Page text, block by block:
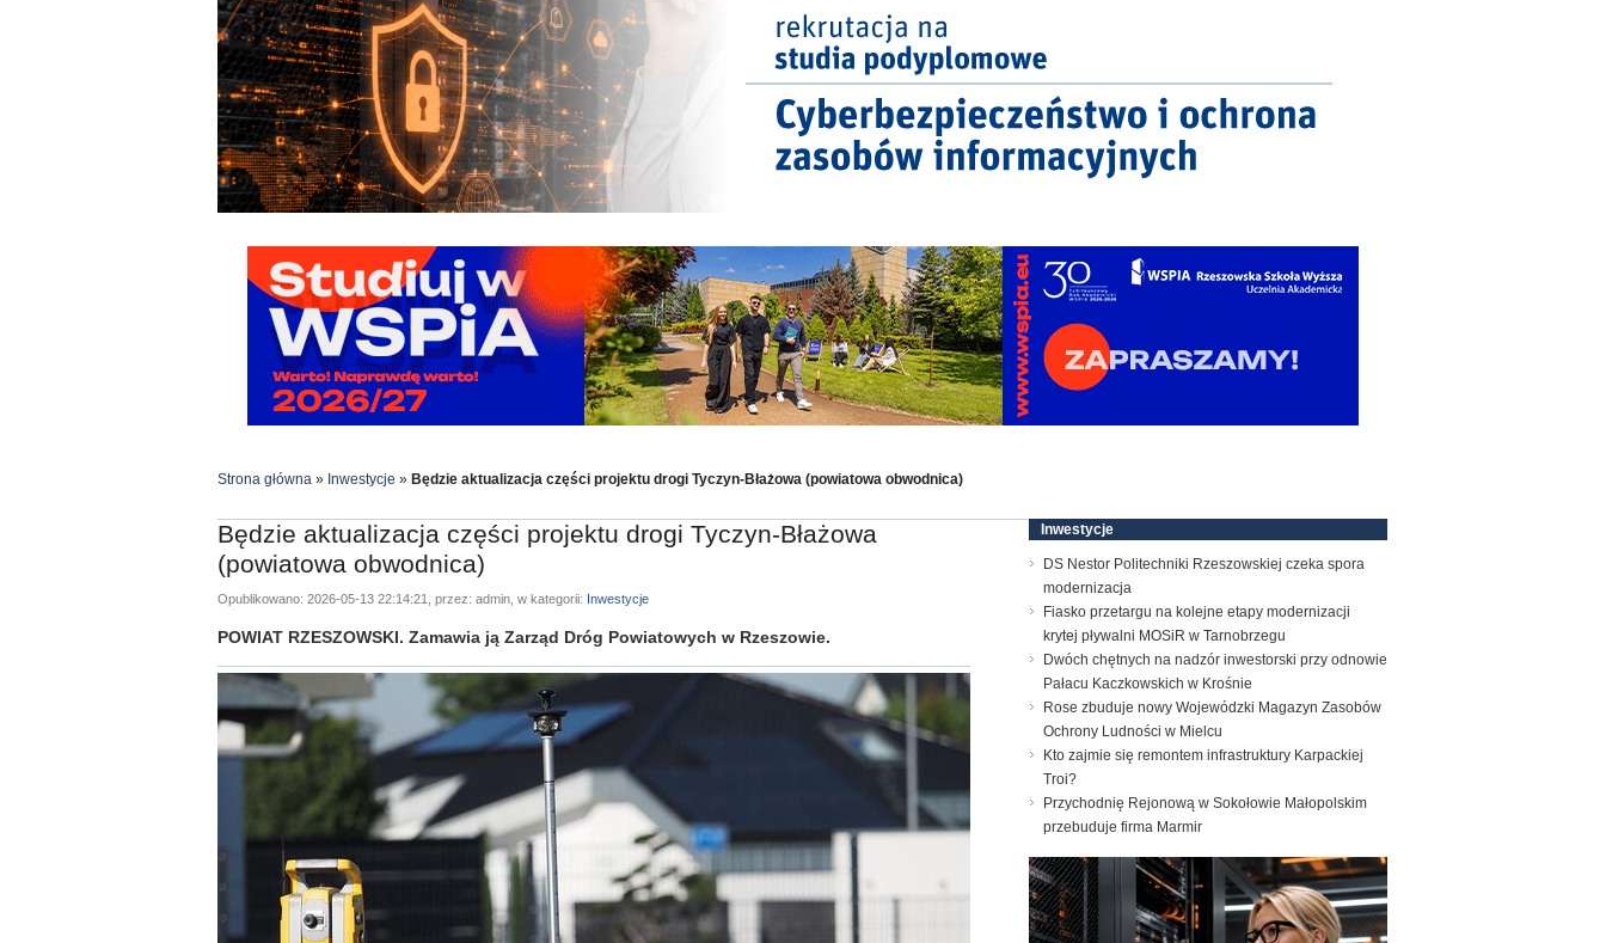
Strona główna » Inwestycje » Będzie aktualizacja części projektu drogi Tyczyn-Błażowa (powiatowa obwodnica)
Będzie aktualizacja części projektu drogi Tyczyn-Błażowa
(powiatowa obwodnica)
Opublikowano: 2026-05-13 22:14:21, przez: admin, w kategorii: Inwestycje
POWIAT RZESZOWSKI. Zamawia ją Zarząd Dróg Powiatowych w Rzeszowie.
Inwestycje
DS Nestor Politechniki Rzeszowskiej czeka spora
modernizacja
Fiasko przetargu na kolejne etapy modernizacji
krytej pływalni MOSiR w Tarnobrzegu
Dwóch chętnych na nadzór inwestorski przy odnowie
Pałacu Kaczkowskich w Krośnie
Rose zbuduje nowy Wojewódzki Magazyn Zasobów
Ochrony Ludności w Mielcu
Kto zajmie się remontem infrastruktury Karpackiej
Troi?
Przychodnię Rejonową w Sokołowie Małopolskim
przebuduje firma Marmir